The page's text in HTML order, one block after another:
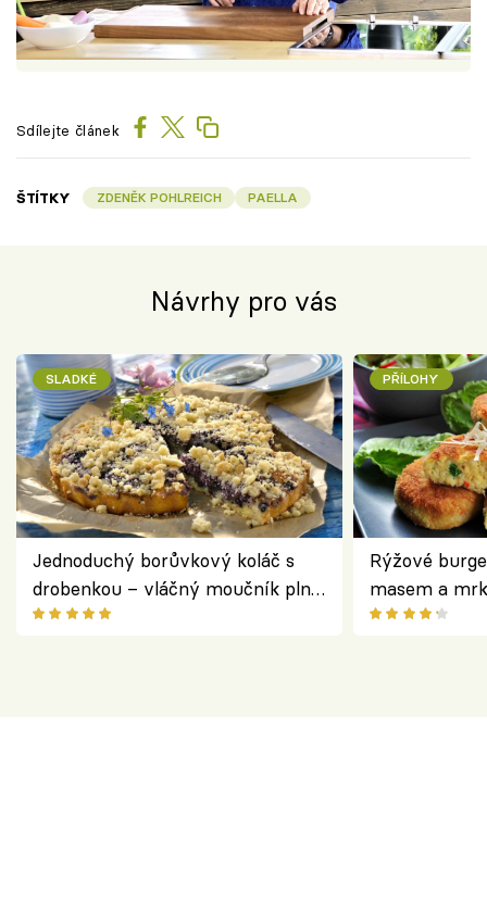
Sdílejte článek
ŠTÍTKY ZDENĚK POHLREICH PAELLA
Návrhy pro vás
SLADKÉ
Jednoduchý borůvkový koláč s
drobenkou – vláčný moučník plný
ovoce
PŘÍLOHY
Rýžové
masem a
salátem –